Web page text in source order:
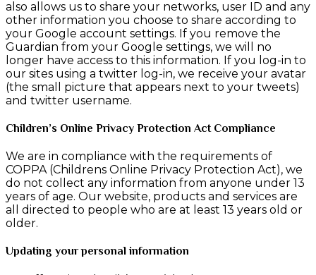
also allows us to share your networks, user ID and any
other information you choose to share according to
your Google account settings. If you remove the
Guardian from your Google settings, we will no
longer have access to this information. If you log-in to
our sites using a twitter log-in, we receive your avatar
(the small picture that appears next to your tweets)
and twitter username.
Children’s Online Privacy Protection Act Compliance
We are in compliance with the requirements of
COPPA (Childrens Online Privacy Protection Act), we
do not collect any information from anyone under 13
years of age. Our website, products and services are
all directed to people who are at least 13 years old or
older.
Updating your personal information